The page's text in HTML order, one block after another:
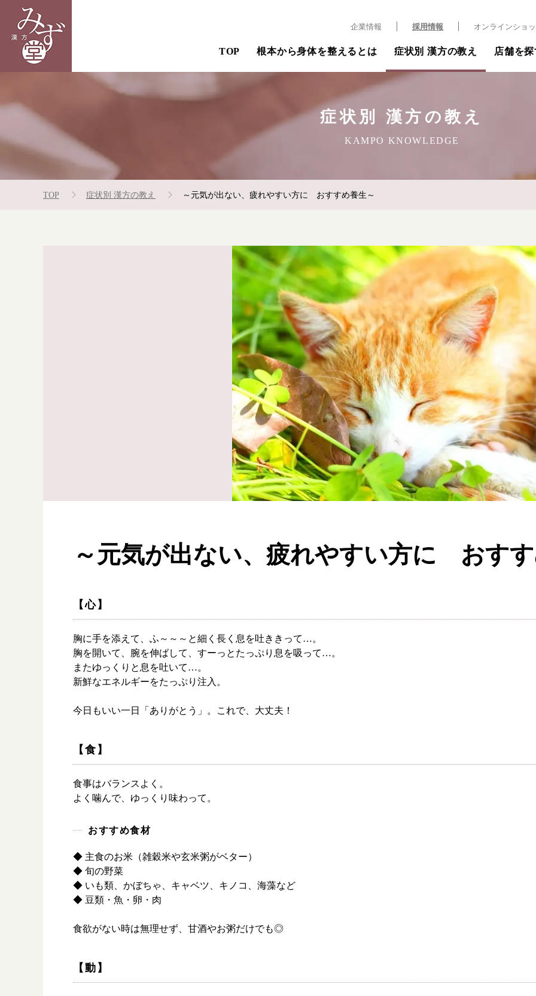
TOP 根本から身体を整えるとは 症状別 漢方の教え 店舗を
企業情報 採用情報 オンラインショ
症状別 漢方の教え
KAMPO KNOWLEDGE
TOP 症状別 漢方の教え ～元気が出ない、疲れやすい方に おすすめ養生～
～元気が出ない、疲れやすい方に おす
【心】
胸に手を添えて、ふ～～～と細く長く息を吐ききって…。
胸を開いて、腕を伸ばして、すーっとたっぷり息を吸って…。
またゆっくりと息を吐いて…。
新鮮なエネルギーをたっぷり注入。
今日もいい一日「ありがとう」。これで、大丈夫！
【食】
食事はバランスよく。
よく噛んで、ゆっくり味わって。
おすすめ食材
◆ 主食のお米（雑穀米や玄米粥がベター）
◆ 旬の野菜
◆ いも類、かぼちゃ、キャベツ、キノコ、海藻など
◆ 豆類・魚・卵・肉
食欲がない時は無理せず、甘酒やお粥だけでも◎
【動】